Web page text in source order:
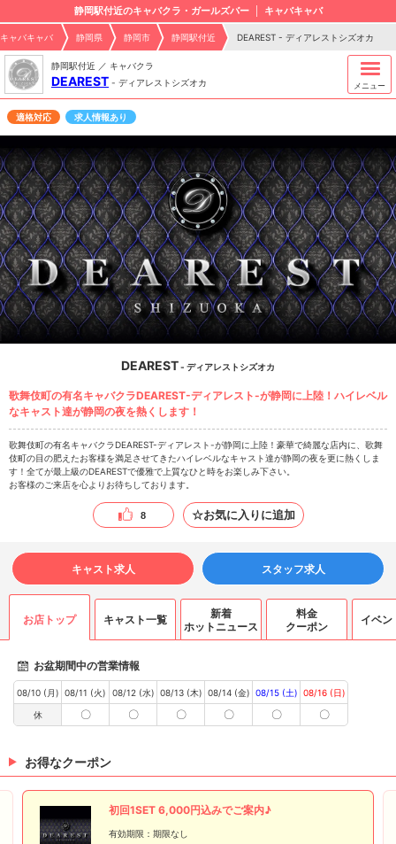
静岡駅付近のキャバクラ・ガールズバー キャバキャバ
キャバキャバ 静岡県 静岡市 静岡駅付近 DEAREST - ディアレストシズオカ
静岡駅付近 ／ キャバクラ
DEAREST - ディアレストシズオカ メニュー
適格対応 求人情報あり
DEAREST- ディアレストシズオカ
歌舞伎町の有名キャバクラDEAREST-ディアレスト-が静岡に上陸！ハイレベル
なキャスト達が静岡の夜を熱くします！
歌舞伎町の有名キャバクラDEAREST-ディアレスト-が静岡に上陸！豪華で綺麗な店内に、歌舞
伎町の目の肥えたお客様を満足させてきたハイレベルなキャスト達が静岡の夜を更に熱くしま
す！全てが最上級のDEARESTで優雅で上質なひと時をお楽しみ下さい。
お客様のご来店を心よりお待ちしております。
8 ☆お気に入りに追加
キャスト求人 スタッフ求人
お店トップ キャスト一覧
新着
ホットニュース
料金
クーポン
イベン
お盆期間中の営業情報
08/10 (月)
休
08/11 (火)
〇
08/12 (水)
〇
08/13 (木)
〇
08/14 (金)
〇
08/15 (土)
〇
08/16 (日)
〇
お得なクーポン
初回1SET 6,000円込みでご案内♪
有効期限：期限なし